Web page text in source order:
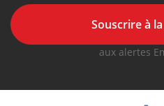
Souscrire à
aux alertes